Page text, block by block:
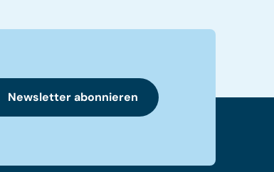
Newsletter abonnieren